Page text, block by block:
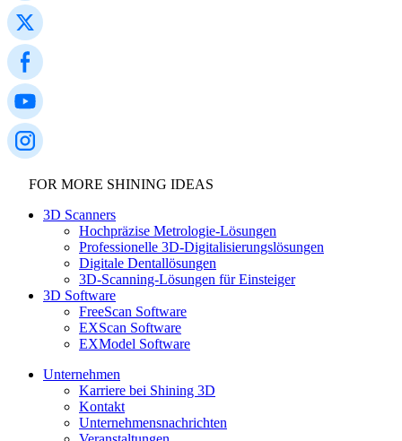
FOR MORE SHINING IDEAS
3D Scanners
Hochpräzise Metrologie-Lösungen
Professionelle 3D-Digitalisierungslösungen
Digitale Dentallösungen
3D-Scanning-Lösungen für Einsteiger
3D Software
FreeScan Software
EXScan Software
EXModel Software
Unternehmen
Karriere bei Shining 3D
Kontakt
Unternehmensnachrichten